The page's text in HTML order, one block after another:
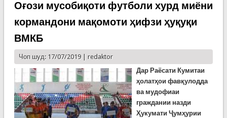
Оғози мусобиқоти футболи хурд миёни
кормандони мақомоти ҳифзи ҳуқуқи
ВМКБ
Чоп шуд: 17/07/2019 | redaktor
Дар Раёсати Кумитаи
ҳолатҳои фавқулодда
ва мудофиаи
граждании назди
Ҳукумати Ҷумҳурии